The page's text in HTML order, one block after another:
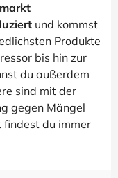
und kommst
Produkte
bis hin zur
du außerdem
sind mit der
gegen Mängel
findest du immer